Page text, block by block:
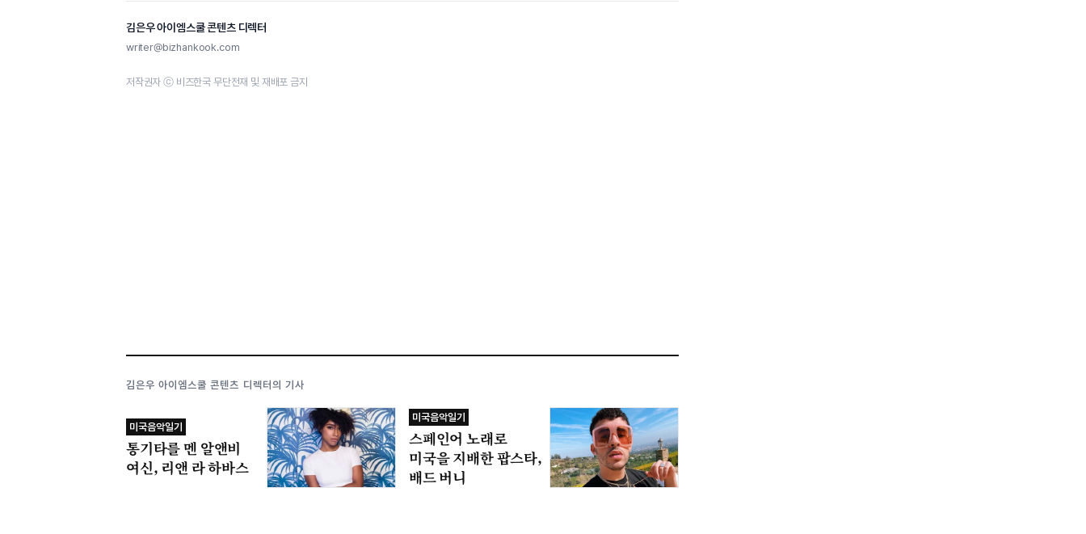
김은우 아이엠스쿨 콘텐츠 디렉터
writer@bizhankook.com
저작권자 ⓒ 비즈한국 무단전재 및 재배포 금지
김은우 아이엠스쿨 콘텐츠 디렉터의 기사
미국음악일기
통기타를 멘 알앤비
여신, 리앤 라 하바스
미국음악일기
스페인어 노래로
미국을 지배한 팝스타,
배드 버니